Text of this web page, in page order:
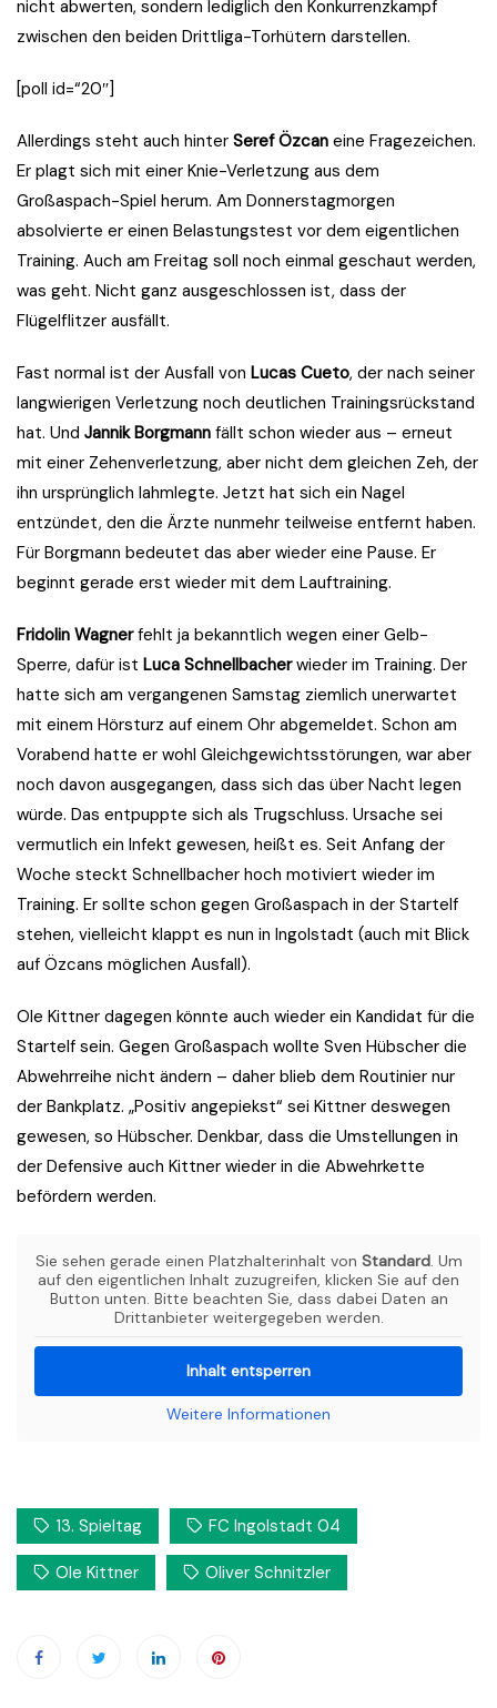
nicht abwerten, sondern lediglich den Konkurrenzkampf
zwischen den beiden Drittliga-Torhütern darstellen.
[poll id=“20″]
Allerdings steht auch hinter Seref Özcan eine Fragezeichen.
Er plagt sich mit einer Knie-Verletzung aus dem
Großaspach-Spiel herum. Am Donnerstagmorgen
absolvierte er einen Belastungstest vor dem eigentlichen
Training. Auch am Freitag soll noch einmal geschaut werden,
was geht. Nicht ganz ausgeschlossen ist, dass der
Flügelflitzer ausfällt.
Fast normal ist der Ausfall von Lucas Cueto, der nach seiner
langwierigen Verletzung noch deutlichen Trainingsrückstand
hat. Und Jannik Borgmann fällt schon wieder aus – erneut
mit einer Zehenverletzung, aber nicht dem gleichen Zeh, der
ihn ursprünglich lahmlegte. Jetzt hat sich ein Nagel
entzündet, den die Ärzte nunmehr teilweise entfernt haben.
Für Borgmann bedeutet das aber wieder eine Pause. Er
beginnt gerade erst wieder mit dem Lauftraining.
Fridolin Wagnerfehlt ja bekanntlich wegen einer Gelb-
Sperre, dafür ist Luca Schnellbacherwieder im Training. Der
hatte sich am vergangenen Samstag ziemlich unerwartet
mit einem Hörsturz auf einem Ohr abgemeldet. Schon am
Vorabend hatte er wohl Gleichgewichtsstörungen, war aber
noch davon ausgegangen, dass sich das über Nacht legen
würde. Das entpuppte sich als Trugschluss. Ursache sei
vermutlich ein Infekt gewesen, heißt es. Seit Anfang der
Woche steckt Schnellbacher hoch motiviert wieder im
Training. Er sollte schon gegen Großaspach in der Startelf
stehen, vielleicht klappt es nun in Ingolstadt (auch mit Blick
auf Özcans möglichen Ausfall).
Ole Kittner dagegen könnte auch wieder ein Kandidat für die
Startelf sein. Gegen Großaspach wollte Sven Hübscher die
Abwehrreihe nicht ändern – daher blieb dem Routinier nur
der Bankplatz. „Positiv angepiekst“ sei Kittner deswegen
gewesen, so Hübscher. Denkbar, dass die Umstellungen in
der Defensive auch Kittner wieder in die Abwehrkette
befördern werden.
Sie sehen gerade einen Platzhalterinhalt von Standard. Um
auf den eigentlichen Inhalt zuzugreifen, klicken Sie auf den
Button unten. Bitte beachten Sie, dass dabei Daten an
Drittanbieter weitergegeben werden.
Inhalt entsperren
Weitere Informationen
13. Spieltag FC Ingolstadt 04
Ole Kittner Oliver Schnitzler